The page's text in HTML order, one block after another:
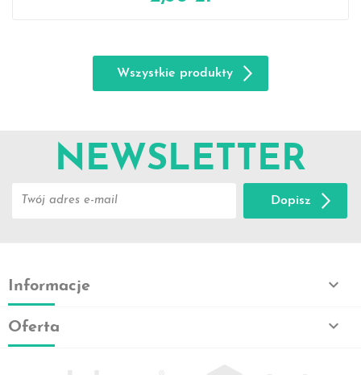
Wszystkie produkty
NEWSLETTER
Dopisz
Informacje 
Oferta 